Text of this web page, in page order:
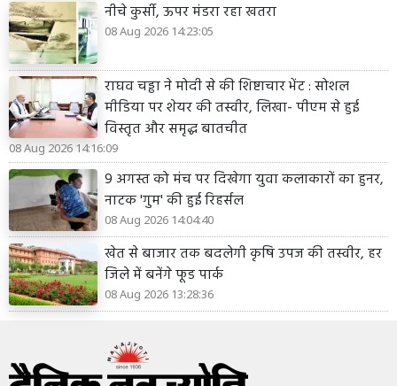
नीचे कुर्सी, ऊपर मंडरा रहा खतरा
08 Aug 2026 14:23:05
राघव चड्ढा ने मोदी से की शिष्टाचार भेंट : सोशल
मीडिया पर शेयर की तस्वीर, लिखा- पीएम से हुई
विस्तृत और समृद्ध बातचीत
08 Aug 2026 14:16:09
9 अगस्त को मंच पर दिखेगा युवा कलाकारों का हुनर,
नाटक 'गुम' की हुई रिहर्सल
08 Aug 2026 14:04:40
खेत से बाजार तक बदलेगी कृषि उपज की तस्वीर, हर
जिले में बनेंगे फूड पार्क
08 Aug 2026 13:28:36